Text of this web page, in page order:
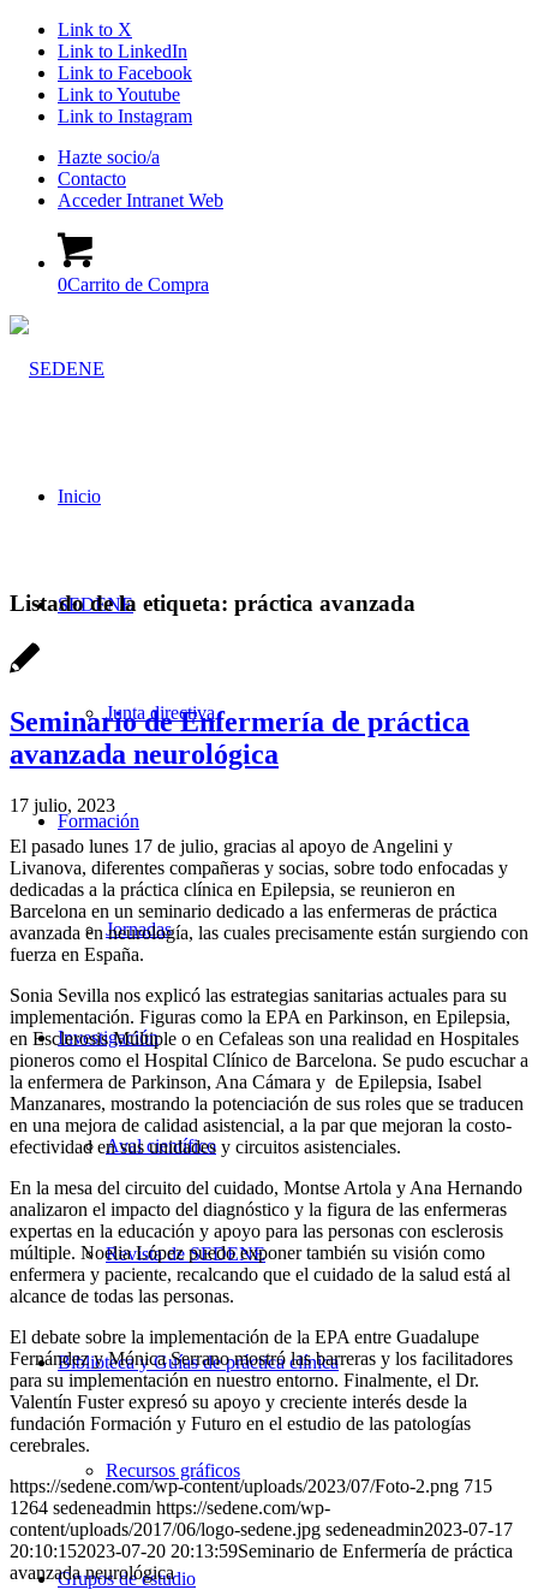
Link to X
Link to LinkedIn
Link to Facebook
Link to Youtube
Link to Instagram
Hazte socio/a
Contacto
Acceder Intranet Web
0Carrito de Compra
Inicio
SEDENE
Junta directiva
Formación
Jornadas
Investigación
Aval científico
Revista de SEDENE
Biblioteca y Guías de práctica clínica
Recursos gráficos
Grupos de estudio
Listado de la etiqueta: práctica avanzada
Seminario de Enfermería de práctica
avanzada neurológica
17 julio, 2023
El pasado lunes 17 de julio, gracias al apoyo de Angelini y
Livanova, diferentes compañeras y socias, sobre todo enfocadas y
dedicadas a la práctica clínica en Epilepsia, se reunieron en
Barcelona en un seminario dedicado a las enfermeras de práctica
avanzada en neurología, las cuales precisamente están surgiendo con
fuerza en España.
Sonia Sevilla nos explicó las estrategias sanitarias actuales para su
implementación. Figuras como la EPA en Parkinson, en Epilepsia,
en Esclerosis Múltiple o en Cefaleas son una realidad en Hospitales
pioneros como el Hospital Clínico de Barcelona. Se pudo escuchar a
la enfermera de Parkinson, Ana Cámara y de Epilepsia, Isabel
Manzanares, mostrando la potenciación de sus roles que se traducen
en una mejora de calidad asistencial, a la par que mejoran la costo-
efectividad en sus unidades y circuitos asistenciales.
En la mesa del circuito del cuidado, Montse Artola y Ana Hernando
analizaron el impacto del diagnóstico y la figura de las enfermeras
expertas en la educación y apoyo para las personas con esclerosis
múltiple. Noelia López puedo exponer también su visión como
enfermera y paciente, recalcando que el cuidado de la salud está al
alcance de todas las personas.
El debate sobre la implementación de la EPA entre Guadalupe
Fernández y Mónica Serrano mostró las barreras y los facilitadores
para su implementación en nuestro entorno. Finalmente, el Dr.
Valentín Fuster expresó su apoyo y creciente interés desde la
fundación Formación y Futuro en el estudio de las patologías
cerebrales.
https://sedene.com/wp-content/uploads/2023/07/Foto-2.png 715
1264 sedeneadmin https://sedene.com/wp-
content/uploads/2017/06/logo-sedene.jpg sedeneadmin2023-07-17
20:10:152023-07-20 20:13:59Seminario de Enfermería de práctica
avanzada neurológica